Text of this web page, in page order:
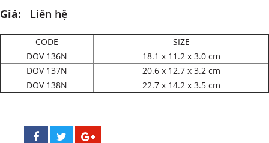
Giá: Liên hệ
CODE
SIZE
DOV 136N
18.1 x 11.2 x 3.0 cm
DOV 137N
20.6 x 12.7 x 3.2 cm
DOV 138N
22.7 x 14.2 x 3.5 cm